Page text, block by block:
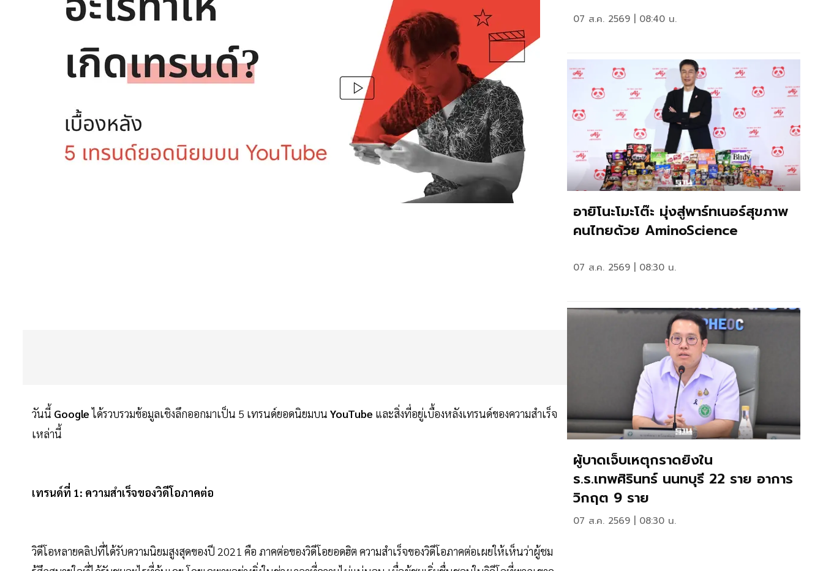
วันนี้ Googleได้รวบรวมข้อมูลเชิงลึกออกมาเป็น 5 เทรนด์ยอดนิยมบน YouTube และสิ่งที่อยู่เบื้องหลังเทรนด์ของความสำเร็จ
เหล่านี้
เทรนด์ที่ 1: ความสำเร็จของวิดีโอภาคต่อ
วิดีโอหลายคลิปที่ได้รับความนิยมสูงสุดของปี 2021 คือ ภาคต่อของวิดีโอยอดฮิต ความสำเร็จของวิดีโอภาคต่อเผยให้เห็นว่าผู้ชม
07 ส.ค. 2569 | 08:40 น.
อายิโนะโมะโต๊ะ มุ่งสู่พาร์ทเนอร์สุขภาพ
คนไทยด้วย AminoScience
07 ส.ค. 2569 | 08:30 น.
ผู้บาดเจ็บเหตุกราดยิงใน
ร.ร.เทพศิรินทร์ นนทบุรี 22 ราย อาการ
วิกฤต 9 ราย
07 ส.ค. 2569 | 08:30 น.